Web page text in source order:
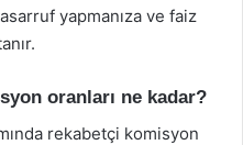
yapmanıza ve faiz
oranları ne kadar?
rekabetçi komisyon